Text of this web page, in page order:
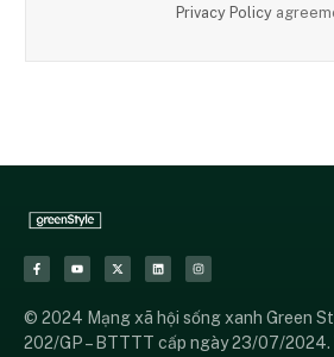
Privacy Policy
© 2024 Mạng xã hội sống xanh Green
202/GP – BTTTT cấp ngày 23/07/2024.